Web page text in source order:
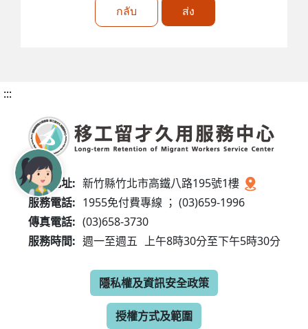
กลับ ส่ง
:::
服務地址: 新竹縣竹北市高鐵八路195號1樓
服務電話: 1955免付費專線 ； (03)659-1996
傳真電話: (03)658-3730
服務時間: 週一至週五 上午8時30分至下午5時30分
隱私權及資訊安全政策
授權方式及範圍